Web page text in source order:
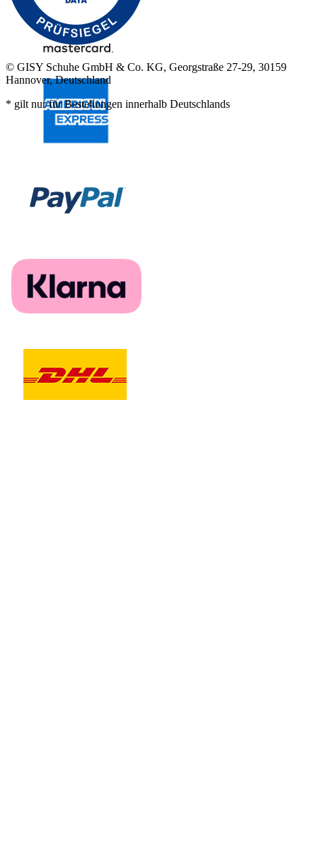
© GISY Schuhe GmbH & Co. KG, Georgstraße 27-29, 30159
Hannover, Deutschland
* gilt nur für Bestellungen innerhalb Deutschlands